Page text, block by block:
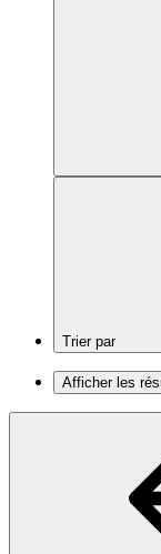
Trier par
Afficher les